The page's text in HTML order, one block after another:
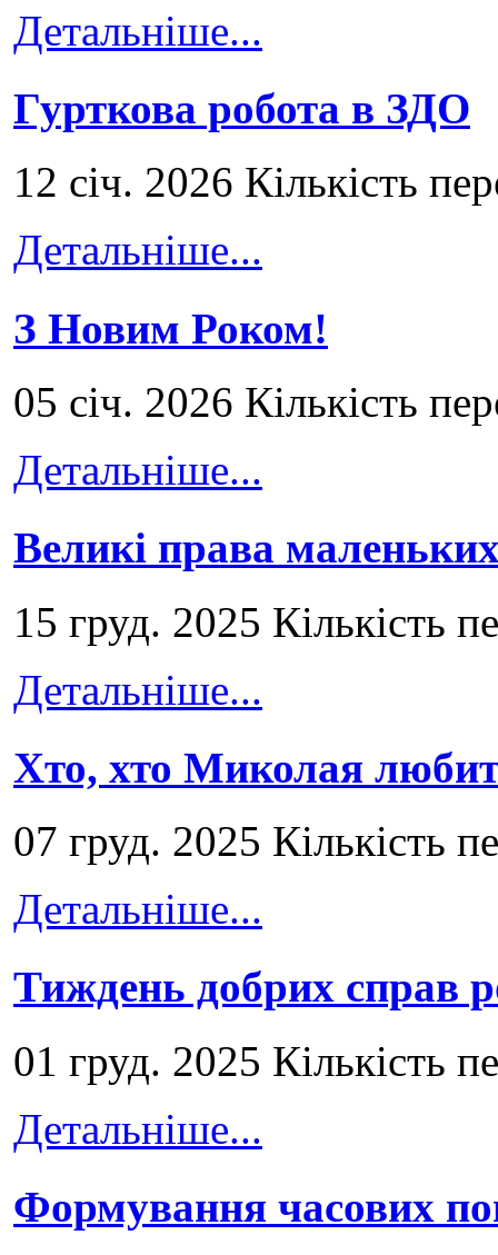
Детальніше...
Гурткова робота в ЗДО
12 січ. 2026 Кількість
Детальніше...
З Новим Роком!
05 січ. 2026 Кількість
Детальніше...
Великі права маленьких
15 груд. 2025 Кількість
Детальніше...
Хто, хто Миколая
07 груд. 2025 Кількість
Детальніше...
Тиждень добрих справ
01 груд. 2025 Кількість
Детальніше...
Формування часових